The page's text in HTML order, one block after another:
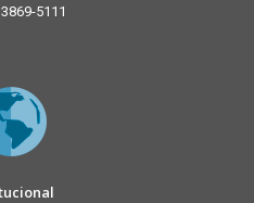
5111